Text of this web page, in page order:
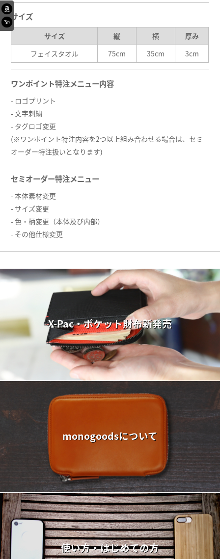
サイズ
サイズ 縦 横
厚み
フェイスタオル
75cm 35cm 3cm
ワンポイント特注メニュー内容
- ロゴプリント
- 文字刺繍
- タグロゴ変更
(※ワンポイント特注内容を2つ以上組み合わせる場合は、セミ
オーダー特注扱いとなります)
セミオーダー特注メニュー
- 本体素材変更
- サイズ変更
- 色・柄変更（本体及び内部）
- その他仕様変更
X-Pac・ポケット財布新発売
monogoodsについて
使い方・はじめての方